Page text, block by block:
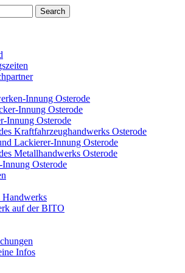
Innung Osterode
Innung Osterode
Innung Osterode
Kraftfahrzeughandwerks Osterode
Lackierer-Innung Osterode
Metallhandwerks Osterode
Osterode
Handwerks
auf der BITO
Infos